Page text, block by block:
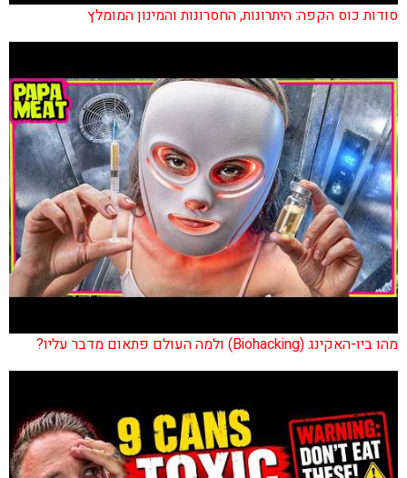
סודות כוס הקפה: היתרונות, החסרונות והמינון המומלץ
מהו ביו-האקינג (Biohacking) ולמה העולם פתאום מדבר עליו?